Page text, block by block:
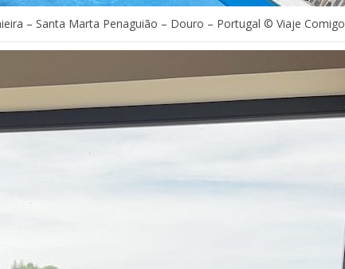
– Santa Marta Penaguião – Douro – Portugal © Viaje Comigo